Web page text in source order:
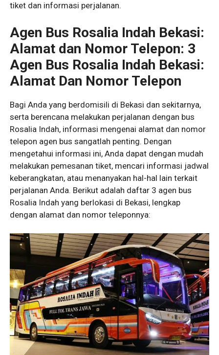
tiket dan informasi perjalanan.
Agen Bus Rosalia Indah Bekasi:
Alamat dan Nomor Telepon: 3
Agen Bus Rosalia Indah Bekasi:
Alamat Dan Nomor Telepon
Bagi Anda yang berdomisili di Bekasi dan sekitarnya,
serta berencana melakukan perjalanan dengan bus
Rosalia Indah, informasi mengenai alamat dan nomor
telepon agen bus sangatlah penting. Dengan
mengetahui informasi ini, Anda dapat dengan mudah
melakukan pemesanan tiket, mencari informasi jadwal
keberangkatan, atau menanyakan hal-hal lain terkait
perjalanan Anda. Berikut adalah daftar 3 agen bus
Rosalia Indah yang berlokasi di Bekasi, lengkap
dengan alamat dan nomor teleponnya: